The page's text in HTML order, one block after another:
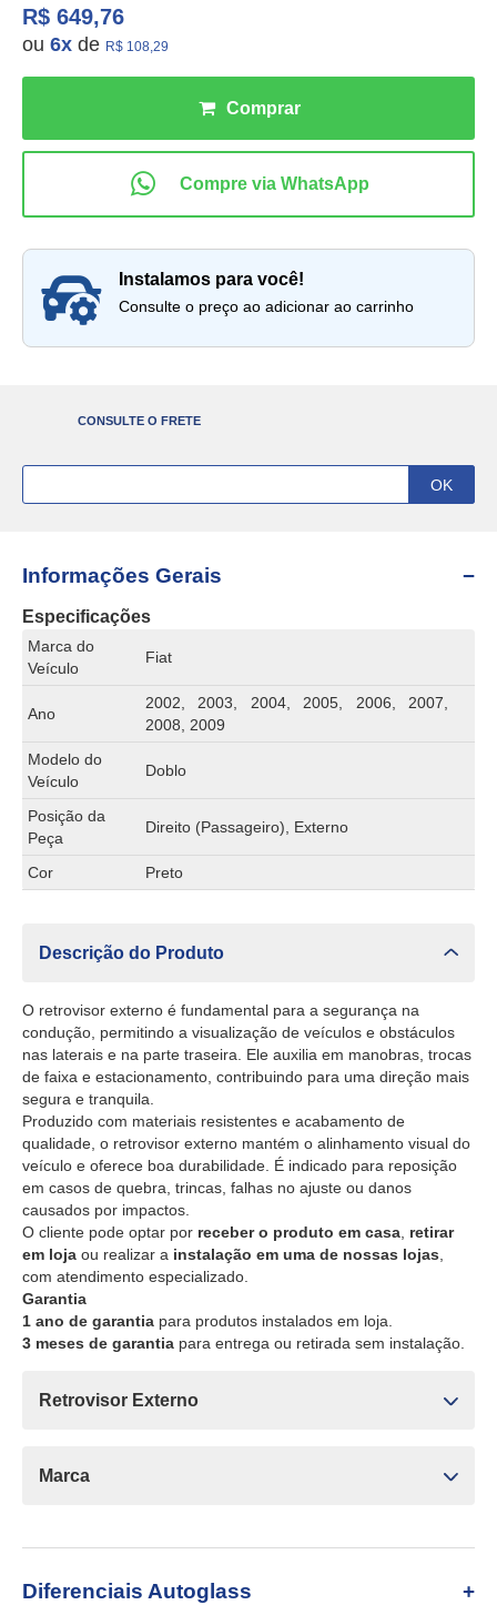
R$ 649,76
ou 6x de R$ 108,29
instalamos para você!
Consulte o preço ao adicionar ao carrinho
CONSULTE O FRETE
Informações Gerais
Especificações
Marca do
Veículo
Fiat
Ano
2002, 2003, 2004, 2005, 2006, 2007,
2008, 2009
Modelo do
Veículo
Doblo
Posição da
Peça
Direito (Passageiro), Externo
Cor Preto
Descrição do Produto
O retrovisor externo é fundamental para a segurança na
condução, permitindo a visualização de veículos e obstáculos
nas laterais e na parte traseira. Ele auxilia em manobras, trocas
de faixa e estacionamento, contribuindo para uma direção mais
segura e tranquila.
Produzido com materiais resistentes e acabamento de
qualidade, o retrovisor externo mantém o alinhamento visual do
veículo e oferece boa durabilidade. É indicado para reposição
em casos de quebra, trincas, falhas no ajuste ou danos
causados por impactos.
O cliente pode optar por receber o produto em casa retirar
em loja ou realizar a instalação em uma de nossas lojas
com atendimento especializado.
Garantia
1 ano de garantia para produtos instalados em loja.
3 meses de garantia para entrega ou retirada sem instalação.
Retrovisor Externo
Marca
Diferenciais Autoglass